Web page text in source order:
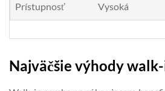
Prístupnosť Vysoká
Najväčšie výhody